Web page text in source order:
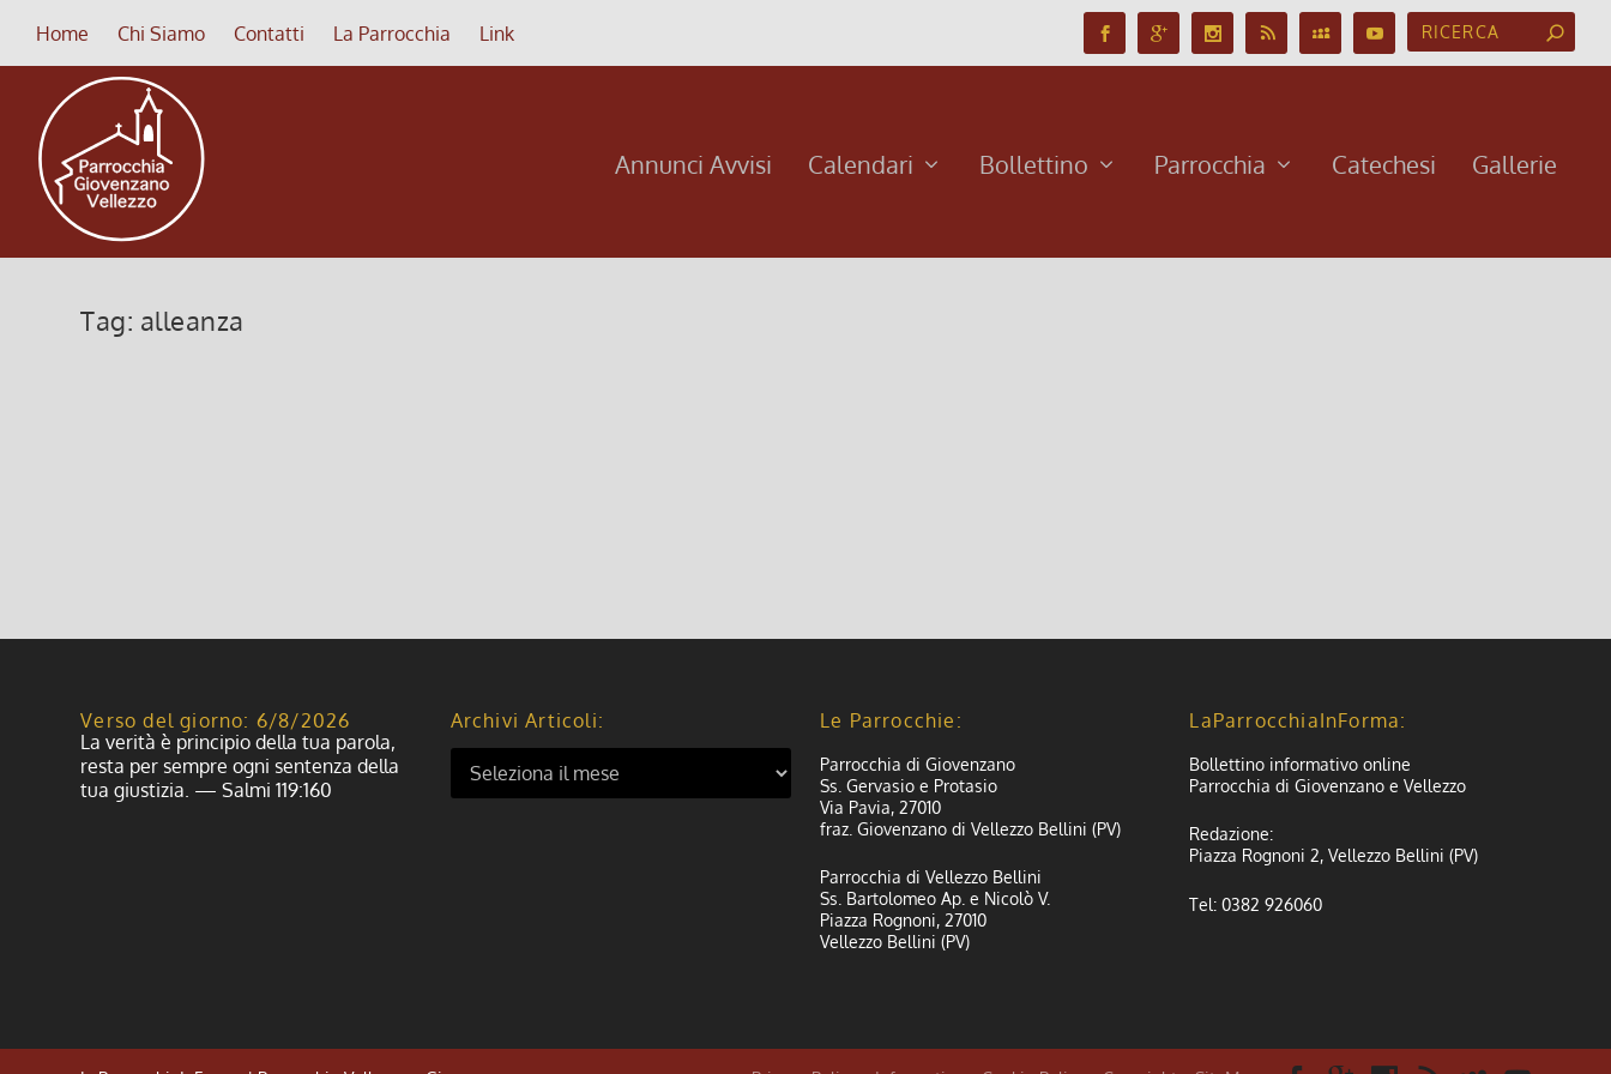
Home Chi Siamo Contatti La Parrocchia Link
Annunci Avvisi Calendari Bollettino Parrocchia Catechesi Gallerie
Tag: alleanza
Verso del giorno: 6/8/2026
La verità è principio della tua parola,
resta per sempre ogni sentenza della
tua giustizia. — Salmi 119:160
Archivi Articoli: Le Parrocchie:
Parrocchia di Giovenzano
Ss. Gervasio e Protasio
Via Pavia, 27010
fraz. Giovenzano di Vellezzo Bellini (PV)
Parrocchia di Vellezzo Bellini
Ss. Bartolomeo Ap. e Nicolò V.
Piazza Rognoni, 27010
Vellezzo Bellini (PV)
LaParrocchiaInForma:
Bollettino informativo online
Parrocchia di Giovenzano e Vellezzo
Redazione:
Piazza Rognoni 2, Vellezzo Bellini (PV)
Tel: 0382 926060